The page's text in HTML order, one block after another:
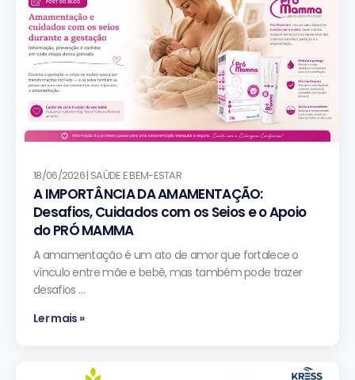
18/06/2026 | SAÚDE E BEM-ESTAR
A IMPORTÂNCIA DA AMAMENTAÇÃO:
Desafios, Cuidados com os Seios e o Apoio
do PRÓ MAMMA
A amamentação é um ato de amor que fortalece o
vínculo entre mãe e bebê, mas também pode trazer
desafios …
Ler mais »